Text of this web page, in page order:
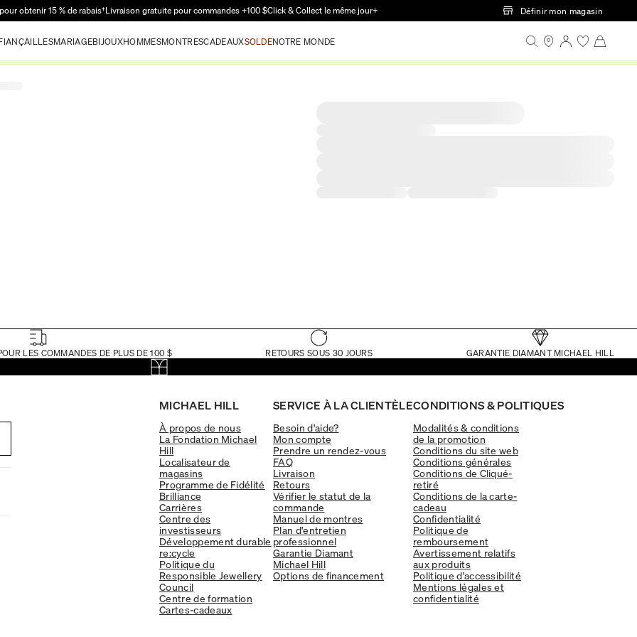
Passer au contenu principal
obtenir 15 % de rabais†Livraison gratuite pour commandes +100 $Click & Collect le même jour+ Définir mon magasin
MARIAGEBIJOUXHOMMESMONTRESCADEAUXSOLDENOTRE MONDE
LES COMMANDES DE PLUS DE 100 $ RETOURS SOUS 30 JOURS GARANTIE DIAMANT MICHAEL HILL
MICHAEL HILL
À propos de nous
La Fondation Michael
Hill
Localisateur de
magasins
Programme de Fidélité
Brilliance
Carrières
Centre des
investisseurs
Développement durable
re:cycle
Politique du
Responsible Jewellery
Council
Centre de formation
Cartes-cadeaux
SERVICE À LA CLIENTÈLE
Besoin d'aide?
Mon compte
Prendre un rendez-vous
FAQ
Livraison
Retours
Vérifier le statut de la
commande
Manuel de montres
Plan d'entretien
professionnel
Garantie Diamant
Michael Hill
Options de financement
CONDITIONS & POLITIQUES
Modalités & conditions
de la promotion
Conditions du site web
Conditions générales
Conditions de Cliqué-
retiré
Conditions de la carte-
cadeau
Confidentialité
Politique de
remboursement
Avertissement relatifs
aux produits
Politique d'accessibilité
Mentions légales et
confidentialité